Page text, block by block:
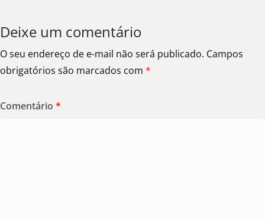
Deixe um comentário
O seu endereço de e-mail não será publicado. Campos
obrigatórios são marcados com *
Comentário *